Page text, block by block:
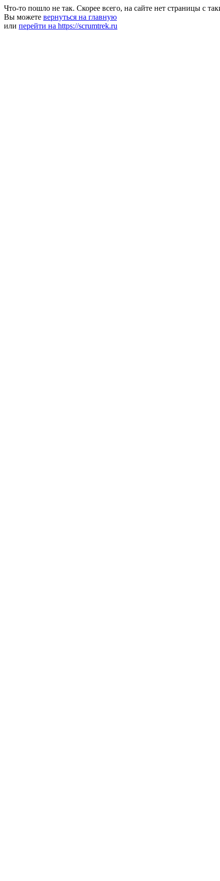
Что-то пошло не так. Скорее всего, на сайте нет страницы с
Вы можете вернуться на главную
или перейти на https://scrumtrek.ru